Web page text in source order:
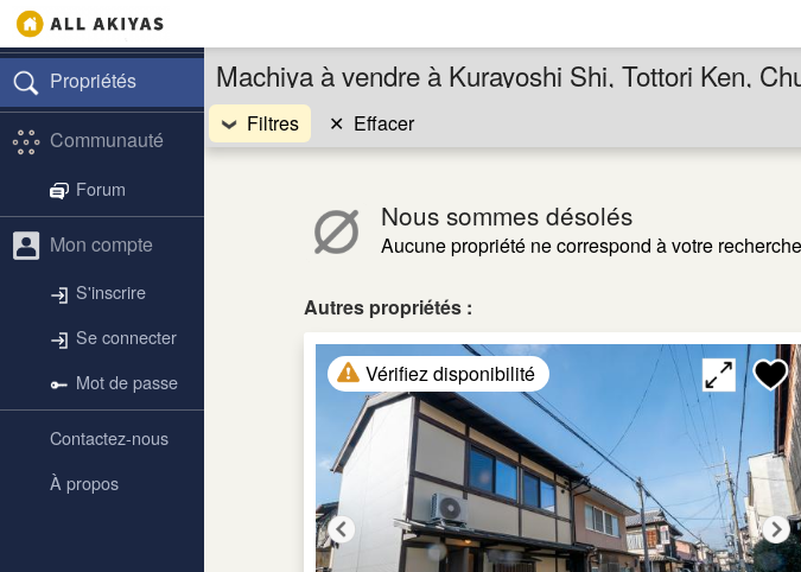
Propriétés
Communauté
Forum
Mon compte
S'inscrire
Se connecter
Mot de passe
Contactez-nous
À propos
Machiya à vendre à Kurayoshi Shi, Tottori Ken,
Filtres ✕ Effacer
Nous sommes désolés
Aucune propriété ne correspond à votre
Autres propriétés :
Vérifiez disponibilité